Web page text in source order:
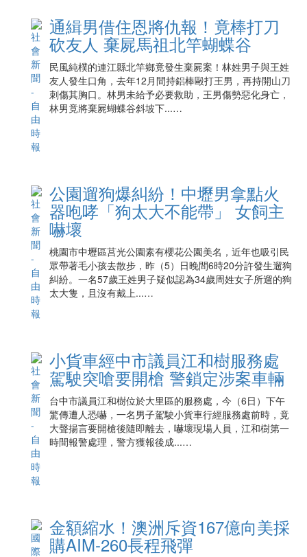
通緝男借住恩將仇報！竟棒打刀
砍友人 棄屍馬祖北竿蝴蝶谷
民風純樸的連江縣北竿鄉竟發生棄屍案！林姓男子與王姓
友人發生口角，去年12月間持鋁棒毆打王男，再持開山刀
刺傷其胸口。林男未給予必要救助，王男傷勢惡化身亡，
林男竟將棄屍蝴蝶谷斜坡下...…
公園遛狗爆糾紛！中壢男拿點火
器咆哮「狗太大不能帶」 女飼主
嚇壞
桃園市中壢區莒光公園素有櫻花公園美名，近年也吸引民
眾帶著毛小孩去散步，昨（5）日晚間6時20分許發生遛狗
糾紛。一名57歲王姓男子疑似認為34歲周姓女子所遛的狗
太大隻，且沒有戴上...…
小貨車經中市議員江和樹服務處
駕駛突嗆要開槍 警鎖定涉案車輛
台中市議員江和樹位於大里區的服務處，今（6日）下午
驚傳遭人恐嚇，一名男子駕駛小貨車行經服務處前時，竟
大聲揚言要開槍後隨即離去，嚇壞現場人員，江和樹第一
時間報警處理，警方獲報後成...…
金額縮水！澳洲斥資167億向美採
購AIM-260長程飛彈